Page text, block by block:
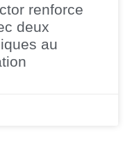
renforce
deux
au